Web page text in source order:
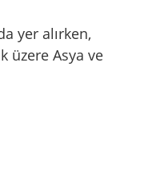
yer alırken,
üzere Asya ve